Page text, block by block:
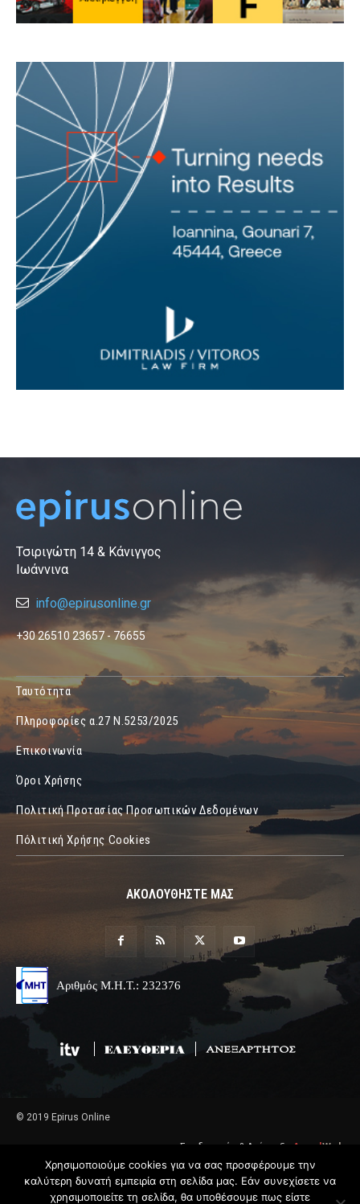
Τσιριγώτη 14 & Κάνιγγος
Ιωάννινα
info@epirusonline.gr
+30 26510 23657 - 76655
Ταυτότητα
Πληροφορίες α.27 Ν.5253/2025
Επικοινωνία
Όροι Χρήσης
Πολιτική Προτασίας Προσωπικών Δεδομένων
Πόλιτική Χρήσης Cookies
ΑΚΟΛΟΥΘΗΣΤΕ ΜΑΣ
Αριθμός Μ.Η.Τ.: 232376
© 2019 Epirus Online
Σχεδιασμός & Ανάπτυξη AngelWeb
Χρησιμοποιούμε cookies για να σας προσφέρουμε την
καλύτερη δυνατή εμπειρία στη σελίδα μας. Εάν συνεχίσετε να
χρησιμοποιείτε τη σελίδα, θα υποθέσουμε πως είστε